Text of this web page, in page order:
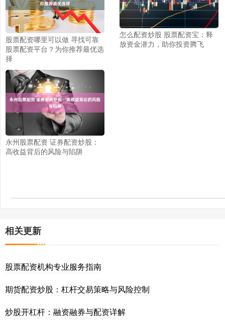
股票配资哪里可以做 寻找可靠
股票配资平台？为你推荐最优选
择
怎么配资炒股 股票配资宝：释
放资金潜力，助你投资腾飞
永州股票配资 证券配资炒股：
高收益背后的风险与陷阱
相关更新
股票配资机构专业服务指南
期货配资炒股：杠杆交易策略与风险控制
炒股开杠杆：融资融券与配资详解